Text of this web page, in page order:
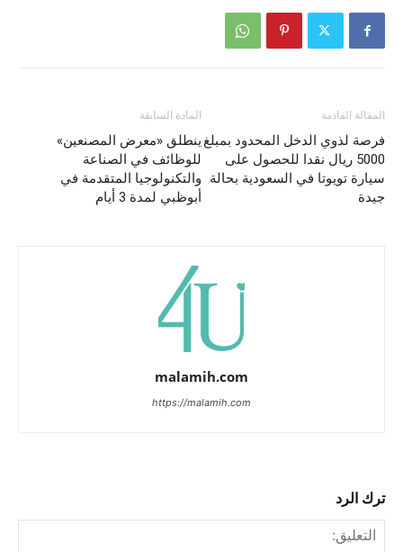
المادة السابقة
ينطلق «معرض المصنعين»
للوظائف في الصناعة
والتكنولوجيا المتقدمة في
أبوظبي لمدة 3 أيام
المقالة القادمة
فرصة لذوي الدخل المحدود بمبلغ
5000 ريال نقدا للحصول على
سيارة تويوتا في السعودية بحالة
جيدة
malamih.com
https://malamih.com
ترك الرد